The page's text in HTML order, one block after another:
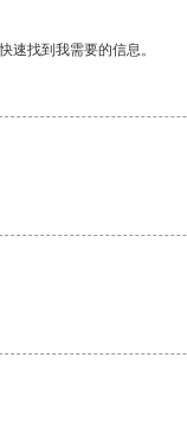
速找到我需要的信息。